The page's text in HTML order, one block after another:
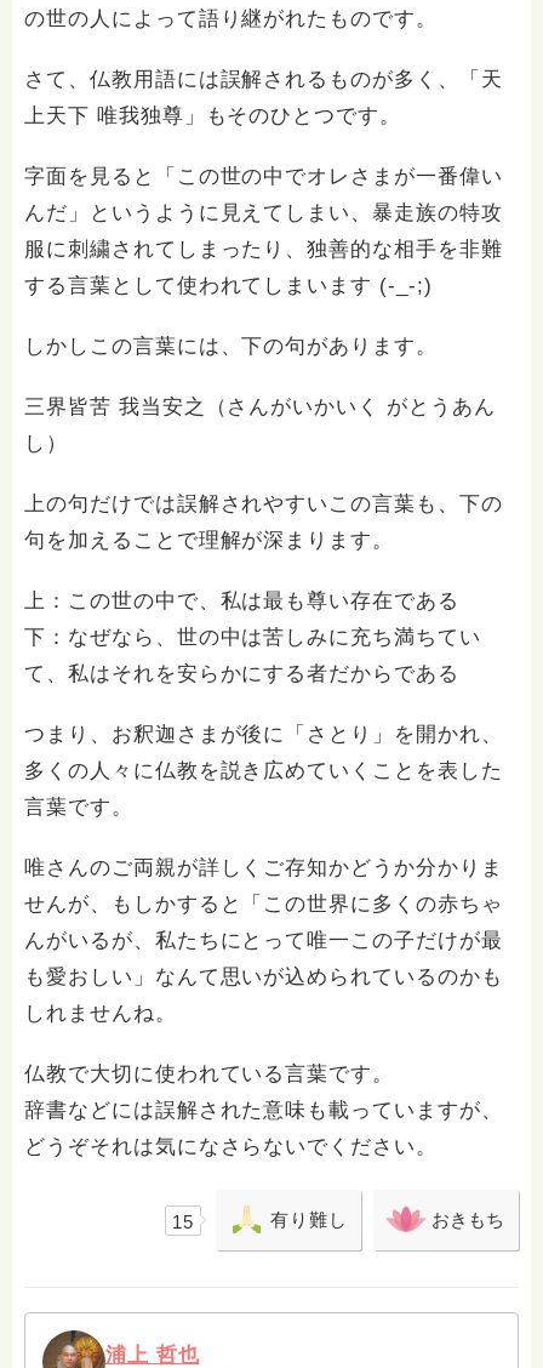
の世の人によって語り継がれたものです。
さて、仏教用語には誤解されるものが多く、「天
上天下 唯我独尊」もそのひとつです。
字面を見ると「この世の中でオレさまが一番偉い
んだ」というように見えてしまい、暴走族の特攻
服に刺繍されてしまったり、独善的な相手を非難
する言葉として使われてしまいます (-_-;)
しかしこの言葉には、下の句があります。
三界皆苦 我当安之（さんがいかいく がとうあん
し）
上の句だけでは誤解されやすいこの言葉も、下の
句を加えることで理解が深まります。
上：この世の中で、私は最も尊い存在である
下：なぜなら、世の中は苦しみに充ち満ちてい
て、私はそれを安らかにする者だからである
つまり、お釈迦さまが後に「さとり」を開かれ、
多くの人々に仏教を説き広めていくことを表した
言葉です。
唯さんのご両親が詳しくご存知かどうか分かりま
せんが、もしかすると「この世界に多くの赤ちゃ
んがいるが、私たちにとって唯一この子だけが最
も愛おしい」なんて思いが込められているのかも
しれませんね。
仏教で大切に使われている言葉です。
辞書などには誤解された意味も載っていますが、
どうぞそれは気になさらないでください。
15 有り難し おきもち
浦上 哲也